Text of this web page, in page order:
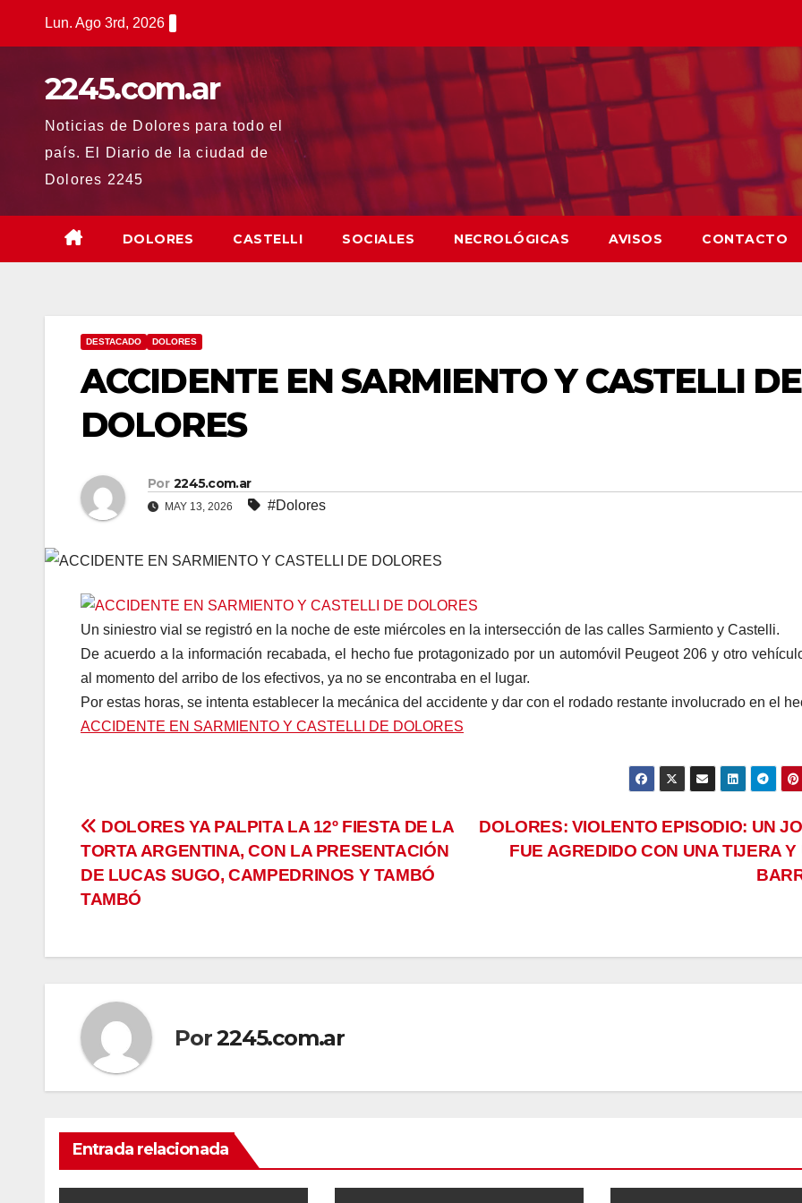
Lun. Ago 3rd, 2026
2245.com.ar
Noticias de Dolores para todo el
país. El Diario de la ciudad de
Dolores 2245
DOLORES CASTELLI SOCIALES NECROLÓGICAS AVISOS CONTACTO
DESTACADO DOLORES
ACCIDENTE EN SARMIENTO Y CASTELLI DE
DOLORES
Por 2245.com.ar
MAY 13, 2026 #Dolores
Un siniestro vial se registró en la noche de este miércoles en la intersección de las calles Sarmiento y Castelli.
De acuerdo a la información recabada, el hecho fue protagonizado por un automóvil Peugeot 206 y otro
al momento del arribo de los efectivos, ya no se encontraba en el lugar.
Por estas horas, se intenta establecer la mecánica del accidente y dar con el rodado restante involucrado en el
ACCIDENTE EN SARMIENTO Y CASTELLI DE DOLORES
Navegación
de
entradas
DOLORES: VIOLENTO EPISODIO: UN
FUE AGREDIDO CON UNA TIJERA Y
DOLORES YA PALPITA LA 12º FIESTA DE LA
TORTA ARGENTINA, CON LA PRESENTACIÓN
DE LUCAS SUGO, CAMPEDRINOS Y TAMBÓ
TAMBÓ
Por2245.com.ar
Entrada relacionada